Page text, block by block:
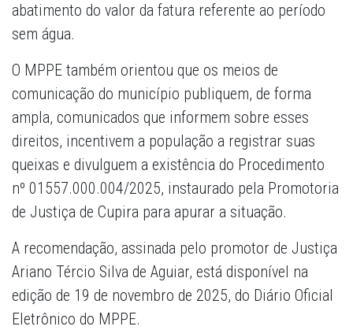
abatimento do valor da fatura referente ao período
sem água.
O MPPE também orientou que os meios de
comunicação do município publiquem, de forma
ampla, comunicados que informem sobre esses
direitos, incentivem a população a registrar suas
queixas e divulguem a existência do Procedimento
nº 01557.000.004/2025, instaurado pela Promotoria
de Justiça de Cupira para apurar a situação.
A recomendação, assinada pelo promotor de Justiça
Ariano Tércio Silva de Aguiar, está disponível na
edição de 19 de novembro de 2025, do Diário Oficial
Eletrônico do MPPE.